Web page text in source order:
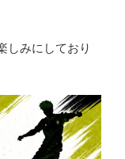
しみにしており